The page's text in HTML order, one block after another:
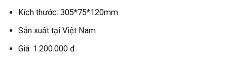
Kích thước: 305*75*120mm
Sản xuất tại Việt Nam
Giá: 1.200.000 đ